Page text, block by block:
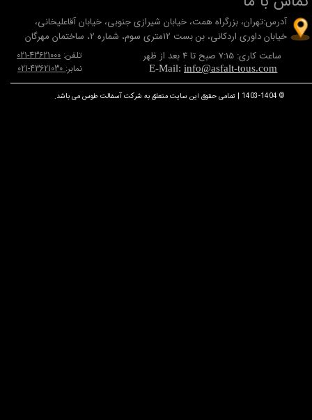
آدرس:تهران، بزرگراه همت، خيابان شيرازی جنوبی، خيابان آقاعلیخانی،
خيابان داوری اردکانی، بن بست 12متری سوم، شماره 2، ساختمان مهرگان
تلفن:43621000-021
نمابر:43621030-021
ساعت کاری: 7:15 صبح تا 4 بعد از ظهر
E-Mail:info@asfalt-tous.com
© 1403-1404 | تمامی حقوق این سایت متعلق به شرکت آسفالت طوس می باشد.